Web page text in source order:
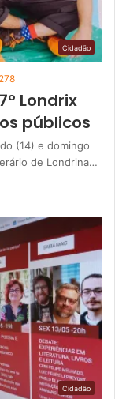
Cidadão
Londrix
públicos
(14) e domingo
de Londrina…
Cidadão